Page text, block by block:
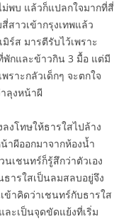
พบ แล้วก็แปลกใจมากที่สี่
สาวเข้ากรุงเทพแล้ว
ร์ส มารตีรับไว้เพราะ
พักและข้าวกิน 3 มื้อ แต่มี
ราะกลัวเด็กๆ จะตกใจ
ลุงหน้าผี
งโทษให้ธารใสไปล้าง
าผีออกมาจากห้องน้ำ
เชนทร์ก็รู้สึกว่าตัวเอง
ารใสเป็นลมสลบอยู่จึง
ข้าคิดว่าเชนทร์กับธารใส
ละเป็นจุดขัดแย้งที่เริ่ม